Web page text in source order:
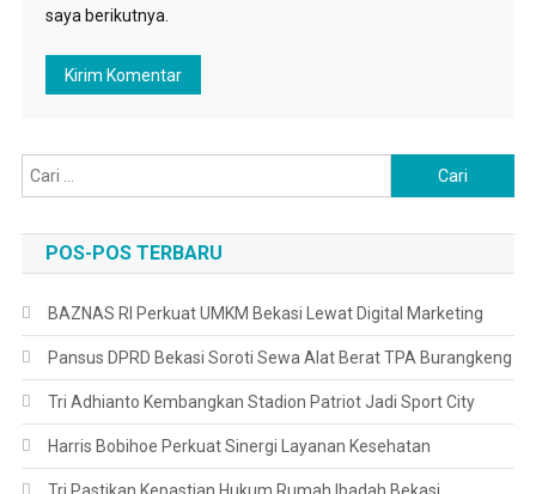
saya berikutnya.
untuk:
POS-POS TERBARU
BAZNAS RI Perkuat UMKM Bekasi Lewat Digital Marketing
Pansus DPRD Bekasi Soroti Sewa Alat Berat TPA Burangkeng
Tri Adhianto Kembangkan Stadion Patriot Jadi Sport City
Harris Bobihoe Perkuat Sinergi Layanan Kesehatan